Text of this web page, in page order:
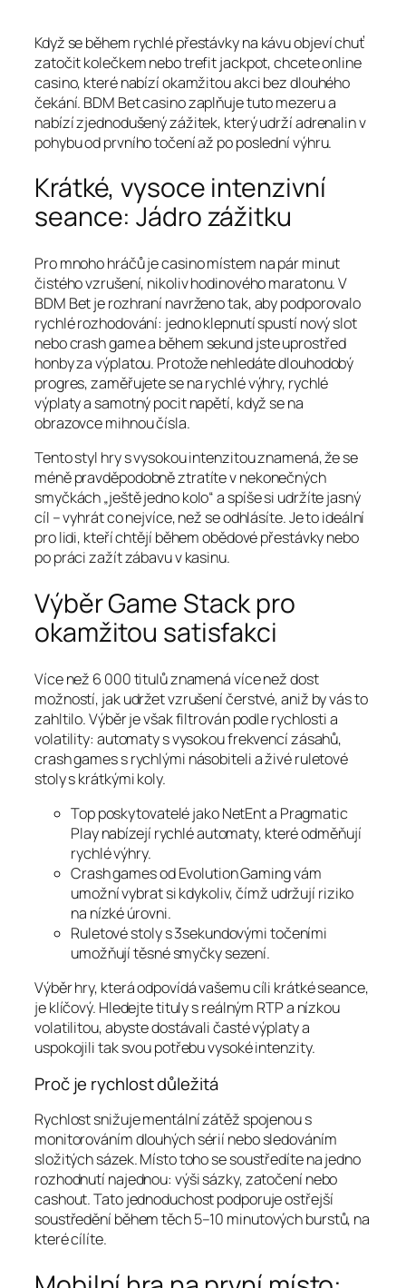
Když se během rychlé přestávky na kávu objeví chuť
zatočit kolečkem nebo trefit jackpot, chcete online
casino, které nabízí okamžitou akci bez dlouhého
čekání. BDM Bet casino zaplňuje tuto mezeru a
nabízí zjednodušený zážitek, který udrží adrenalin v
pohybu od prvního točení až po poslední výhru.
Krátké, vysoce intenzivní
seance: Jádro zážitku
Pro mnoho hráčů je casino místem na pár minut
čistého vzrušení, nikoliv hodinového maratonu. V
BDM Bet je rozhraní navrženo tak, aby podporovalo
rychlé rozhodování: jedno klepnutí spustí nový slot
nebo crash game a během sekund jste uprostřed
honby za výplatou. Protože nehledáte dlouhodobý
progres, zaměřujete se na rychlé výhry, rychlé
výplaty a samotný pocit napětí, když se na
obrazovce mihnou čísla.
Tento styl hry s vysokou intenzitou znamená, že se
méně pravděpodobně ztratíte v nekonečných
smyčkách „ještě jedno kolo“ a spíše si udržíte jasný
cíl – vyhrát co nejvíce, než se odhlásíte. Je to ideální
pro lidi, kteří chtějí během obědové přestávky nebo
po práci zažít zábavu v kasinu.
Výběr Game Stack pro
okamžitou satisfakci
Více než 6 000 titulů znamená více než dost
možností, jak udržet vzrušení čerstvé, aniž by vás to
zahltilo. Výběr je však filtrován podle rychlosti a
volatility: automaty s vysokou frekvencí zásahů,
crash games s rychlými násobiteli a živé ruletové
stoly s krátkými koly.
Top poskytovatelé jako NetEnt a Pragmatic
Play nabízejí rychlé automaty, které odměňují
rychlé výhry.
Crash games od Evolution Gaming vám
umožní vybrat si kdykoliv, čímž udržují riziko
na nízké úrovni.
Ruletové stoly s 3sekundovými točeními
umožňují těsné smyčky sezení.
Výběr hry, která odpovídá vašemu cíli krátké seance,
je klíčový. Hledejte tituly s reálným RTP a nízkou
volatilitou, abyste dostávali časté výplaty a
uspokojili tak svou potřebu vysoké intenzity.
Proč je rychlost důležitá
Rychlost snižuje mentální zátěž spojenou s
monitorováním dlouhých sérií nebo sledováním
složitých sázek. Místo toho se soustředíte na jedno
rozhodnutí najednou: výši sázky, zatočení nebo
cashout. Tato jednoduchost podporuje ostřejší
soustředění během těch 5–10 minutových burstů, na
které cílíte.